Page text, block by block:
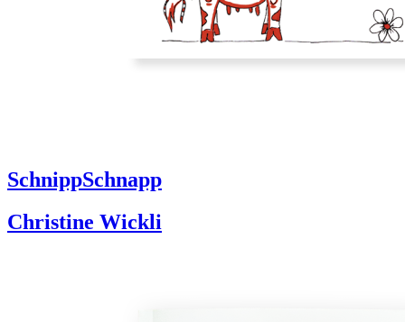
SchnippSchnapp
Christine Wickli